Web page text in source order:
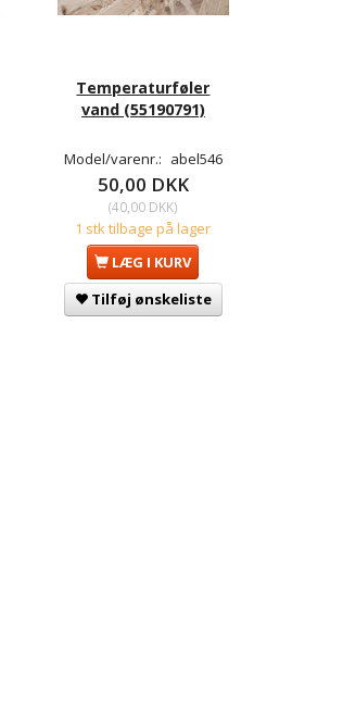
Temperaturføler
vand (55190791)
Model/varenr.: abel546
50,00 DKK
(40,00 DKK)
1 stk tilbage på lager
LÆG I KURV
Tilføj ønskeliste